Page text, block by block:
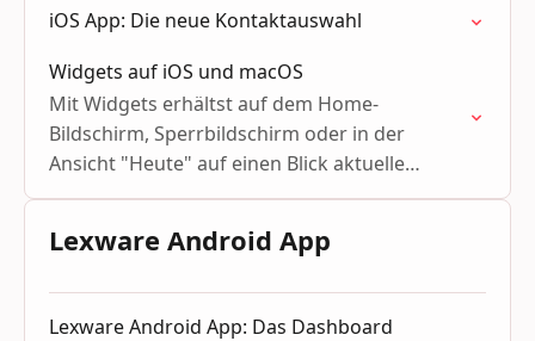
iOS App: Die neue Kontaktauswahl
Widgets auf iOS und macOS
Mit Widgets erhältst auf dem Home-
Bildschirm, Sperrbildschirm oder in der
Ansicht "Heute" auf einen Blick aktuelle
Informationen von Lexware Office zu deiner
Lexware Android App
Lexware Android App: Das Dashboard